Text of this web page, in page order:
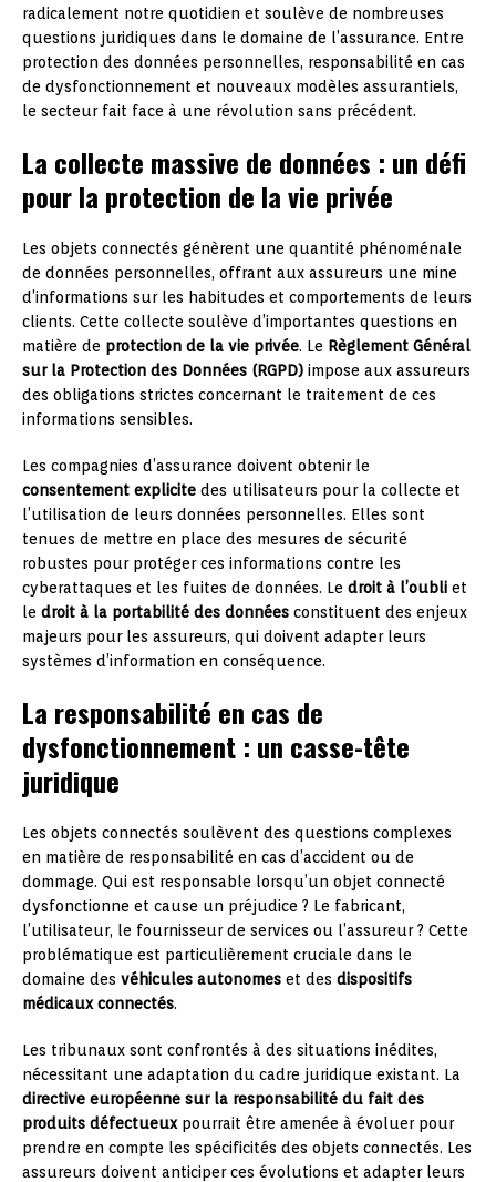
radicalement notre quotidien et soulève de nombreuses
questions juridiques dans le domaine de l’assurance. Entre
protection des données personnelles, responsabilité en cas
de dysfonctionnement et nouveaux modèles assurantiels,
le secteur fait face à une révolution sans précédent.
La collecte massive de données : un défi
pour la protection de la vie privée
Les objets connectés génèrent une quantité phénoménale
de données personnelles, offrant aux assureurs une mine
d’informations sur les habitudes et comportements de leurs
clients. Cette collecte soulève d’importantes questions en
matière de protection de la vie privée. Le Règlement Général
sur la Protection des Données (RGPD) impose aux assureurs
des obligations strictes concernant le traitement de ces
informations sensibles.
Les compagnies d’assurance doivent obtenir le
consentement explicite des utilisateurs pour la collecte et
l’utilisation de leurs données personnelles. Elles sont
tenues de mettre en place des mesures de sécurité
robustes pour protéger ces informations contre les
cyberattaques et les fuites de données. Le droit à l’oubli et
le droit à la portabilité des données constituent des enjeux
majeurs pour les assureurs, qui doivent adapter leurs
systèmes d’information en conséquence.
La responsabilité en cas de
dysfonctionnement : un casse-tête
juridique
Les objets connectés soulèvent des questions complexes
en matière de responsabilité en cas d’accident ou de
dommage. Qui est responsable lorsqu’un objet connecté
dysfonctionne et cause un préjudice ? Le fabricant,
l’utilisateur, le fournisseur de services ou l’assureur ? Cette
problématique est particulièrement cruciale dans le
domaine des véhicules autonomes et des dispositifs
médicaux connectés.
Les tribunaux sont confrontés à des situations inédites,
nécessitant une adaptation du cadre juridique existant. La
directive européenne sur la responsabilité du fait des
produits défectueuxpourrait être amenée à évoluer pour
prendre en compte les spécificités des objets connectés. Les
assureurs doivent anticiper ces évolutions et adapter leurs